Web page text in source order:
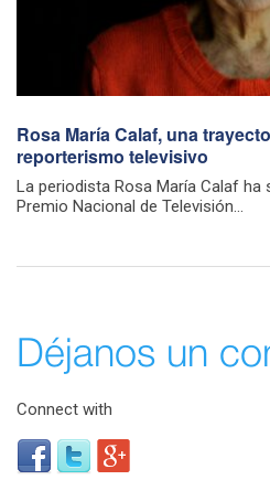
Rosa María Calaf, una
reporterismo televisivo
La periodista Rosa María Calaf ha
Premio Nacional de Televisión...
Déjanos un
Connect with